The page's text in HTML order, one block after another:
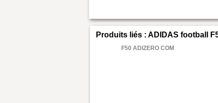
Produits liés : ADIDAS football
F50 ADIZERO COM